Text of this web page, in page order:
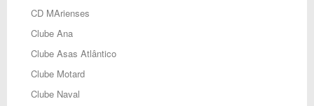
CD MArienses
Clube Ana
Clube Asas Atlântico
Clube Motard
Clube Naval